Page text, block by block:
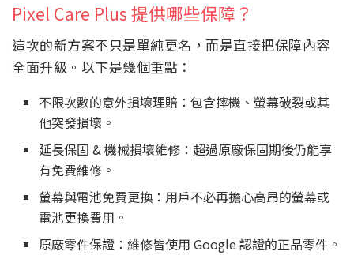
Pixel Care Plus 提供哪些保障？
這次的新方案不只是單純更名，而是直接把保障內容
全面升級。以下是幾個重點：
不限次數的意外損壞理賠：包含摔機、螢幕破裂或其
他突發損壞。
延長保固 & 機械損壞維修：超過原廠保固期後仍能享
有免費維修。
螢幕與電池免費更換：用戶不必再擔心高昂的螢幕或
電池更換費用。
原廠零件保證：維修皆使用 Google 認證的正品零件。